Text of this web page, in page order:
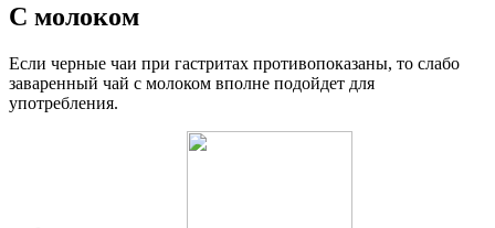
С молоком
Если черные чаи при гастритах противопоказаны, то слабо
заваренный чай с молоком вполне подойдет для
употребления.